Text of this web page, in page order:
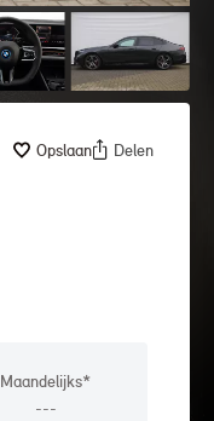
Opslaan Delen
Maandelijks*
---